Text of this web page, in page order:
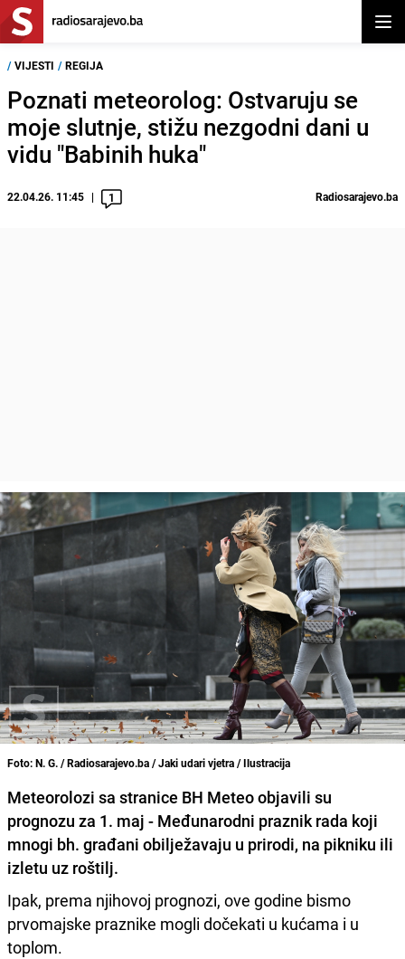
/ VIJESTI / REGIJA
Poznati meteorolog: Ostvaruju se
moje slutnje, stižu nezgodni dani u
vidu "Babinih huka"
22.04.26. 11:45 1 Radiosarajevo.ba
Foto: N. G. / Radiosarajevo.ba / Jaki udari vjetra / Ilustracija
Meteorolozi sa stranice BH Meteo objavili su
prognozu za 1. maj - Međunarodni praznik rada koji
mnogi bh. građani obilježavaju u prirodi, na pikniku ili
izletu uz roštilj.
Ipak, prema njihovoj prognozi, ove godine bismo
prvomajske praznike mogli dočekati u kućama i u
toplom.